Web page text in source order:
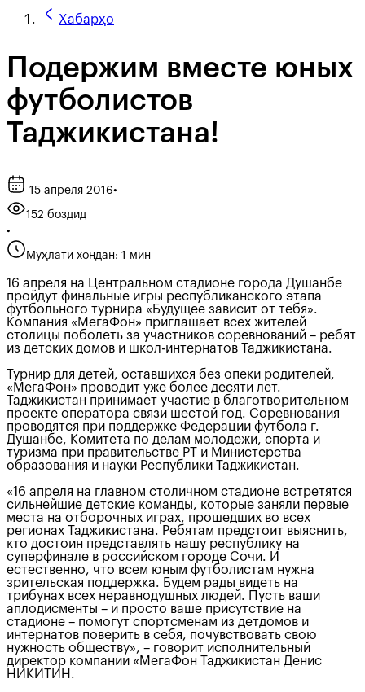
Хабарҳо
Подержим вместе юных
футболистов
Таджикистана!
15 апреля 2016•
152 боздид
•
Муҳлати хондан: 1 мин
16 апреля на Центральном стадионе города Душанбе
пройдут финальные игры республиканского этапа
футбольного турнира «Будущее зависит от тебя».
Компания «МегаФон» приглашает всех жителей
столицы поболеть за участников соревнований – ребят
из детских домов и школ-интернатов Таджикистана.
Турнир для детей, оставшихся без опеки родителей,
«МегаФон» проводит уже более десяти лет.
Таджикистан принимает участие в благотворительном
проекте оператора связи шестой год. Соревнования
проводятся при поддержке Федерации футбола г.
Душанбе, Комитета по делам молодежи, спорта и
туризма при правительстве РТ и Министерства
образования и науки Республики Таджикистан.
«16 апреля на главном столичном стадионе встретятся
сильнейшие детские команды, которые заняли первые
места на отборочных играх, прошедших во всех
регионах Таджикистана. Ребятам предстоит выяснить,
кто достоин представлять нашу республику на
суперфинале в российском городе Сочи. И
естественно, что всем юным футболистам нужна
зрительская поддержка. Будем рады видеть на
трибунах всех неравнодушных людей. Пусть ваши
аплодисменты – и просто ваше присутствие на
стадионе – помогут спортсменам из детдомов и
интернатов поверить в себя, почувствовать свою
нужность обществу», – говорит исполнительный
директор компании «МегаФон Таджикистан Денис
НИКИТИН.